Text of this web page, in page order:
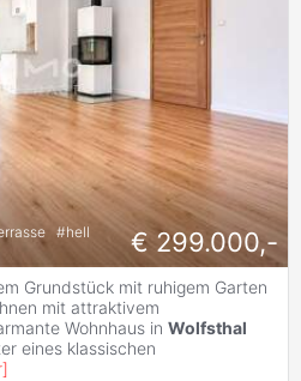
#hell
€ 299.000,-
Grundstück mit ruhigem Garten
mit attraktivem
Wohnhaus in Wolfsthal
eines klassischen
]